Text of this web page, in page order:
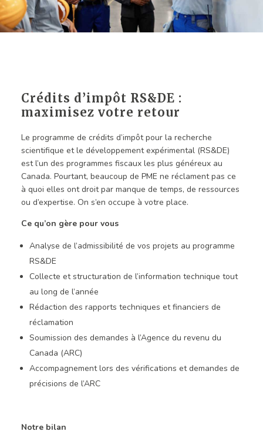
Crédits d’impôt RS&DE :
maximisez votre retour
Le programme de crédits d’impôt pour la recherche
scientifique et le développement expérimental (RS&DE)
est l’un des programmes fiscaux les plus généreux au
Canada. Pourtant, beaucoup de PME ne réclament pas ce
à quoi elles ont droit par manque de temps, de ressources
ou d’expertise. On s’en occupe à votre place.
Ce qu’on gère pour vous
Analyse de l’admissibilité de vos projets au programme
RS&DE
Collecte et structuration de l’information technique tout
au long de l’année
Rédaction des rapports techniques et financiers de
réclamation
Soumission des demandes à l’Agence du revenu du
Canada (ARC)
Accompagnement lors des vérifications et demandes de
précisions de l’ARC
Notre bilan